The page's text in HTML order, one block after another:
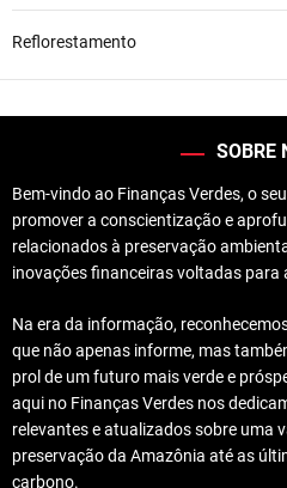
Reflorestamento
SOBRE
Bem-vindo ao Finanças Verdes, o
promover a conscientização e
relacionados à preservação
inovações financeiras voltadas para
Na era da informação,
que não apenas informe, mas
prol de um futuro mais verde e
aqui no Finanças Verdes nos
relevantes e atualizados sobre uma
preservação da Amazônia até as
carbono.